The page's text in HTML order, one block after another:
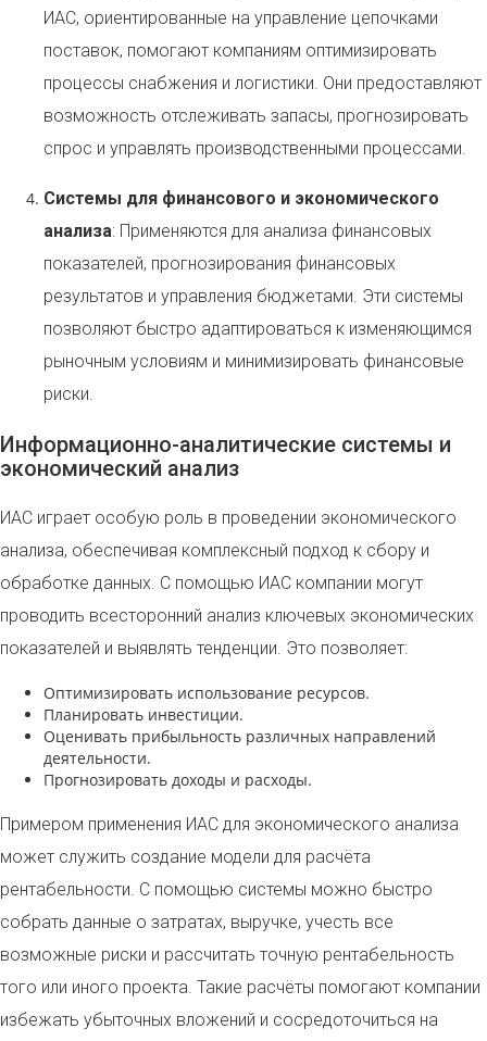
ИАС, ориентированные на управление цепочками
поставок, помогают компаниям оптимизировать
процессы снабжения и логистики. Они предоставляют
возможность отслеживать запасы, прогнозировать
спрос и управлять производственными процессами.
Системы для финансового и экономического
анализа: Применяются для анализа финансовых
показателей, прогнозирования финансовых
результатов и управления бюджетами. Эти системы
позволяют быстро адаптироваться к изменяющимся
рыночным условиям и минимизировать финансовые
риски.
Информационно-аналитические системы и
экономический анализ
ИАС играет особую роль в проведении экономического
анализа, обеспечивая комплексный подход к сбору и
обработке данных. С помощью ИАС компании могут
проводить всесторонний анализ ключевых экономических
показателей и выявлять тенденции. Это позволяет:
Оптимизировать использование ресурсов.
Планировать инвестиции.
Оценивать прибыльность различных направлений
деятельности.
Прогнозировать доходы и расходы.
Примером применения ИАС для экономического анализа
может служить создание модели для расчёта
рентабельности. С помощью системы можно быстро
собрать данные о затратах, выручке, учесть все
возможные риски и рассчитать точную рентабельность
того или иного проекта. Такие расчёты помогают компании
избежать убыточных вложений и сосредоточиться на